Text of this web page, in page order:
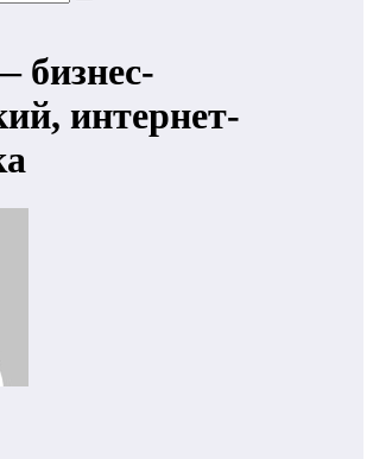
бизнес-
интернет-